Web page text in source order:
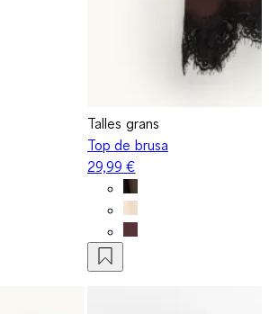
Talles grans
Top de brusa
29,99 €